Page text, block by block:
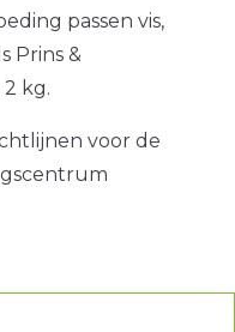
passen vis,
Prins &
kg.
voor de